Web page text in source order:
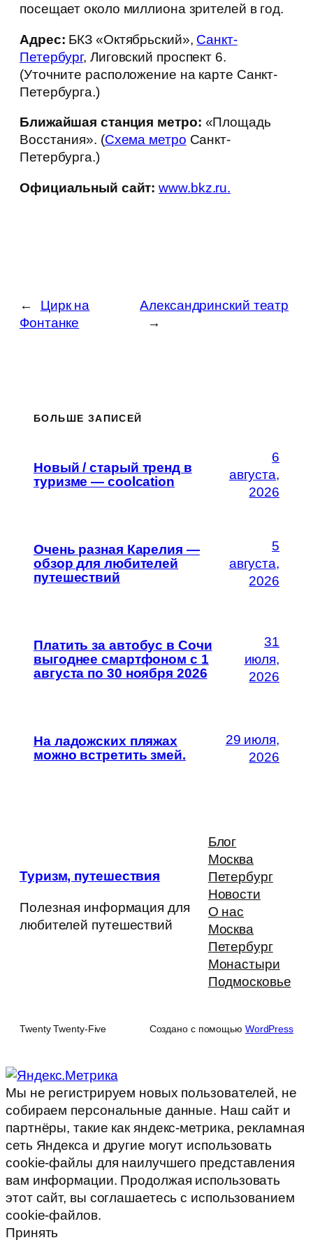
посещает около миллиона зрителей в год.
Адрес: БКЗ «Октябрьский», Санкт-
Петербург, Лиговский проспект 6.
(Уточните расположение на карте Санкт-
Петербурга.)
Ближайшая станция метро: «Площадь
Восстания». (Схема метро Санкт-
Петербурга.)
Официальный сайт: www.bkz.ru.
←
Цирк на
Фонтанке
Александринский театр
→
БОЛЬШЕ ЗАПИСЕЙ
Новый / старый тренд в
туризме — coolcation
6
августа,
2026
Очень разная Карелия —
обзор для любителей
путешествий
5
августа,
2026
Платить за автобус в Сочи
выгоднее смартфоном с 1
августа по 30 ноября 2026
31
июля,
2026
На ладожских пляжах
можно встретить змей.
29 июля,
2026
Туризм, путешествия
Полезная информация для
любителей путешествий
Блог
Москва
Петербург
Новости
О нас
Москва
Петербург
Монастыри
Подмосковье
Twenty Twenty-Five Создано с помощью WordPress
Мы не регистрируем новых пользователей, не
собираем персональные данные. Наш сайт и
партнёры, такие как яндекс-метрика, рекламная
сеть Яндекса и другие могут использовать
cookie-файлы для наилучшего представления
вам информации. Продолжая использовать
этот сайт, вы соглашаетесь с использованием
cookie-файлов.
Принять